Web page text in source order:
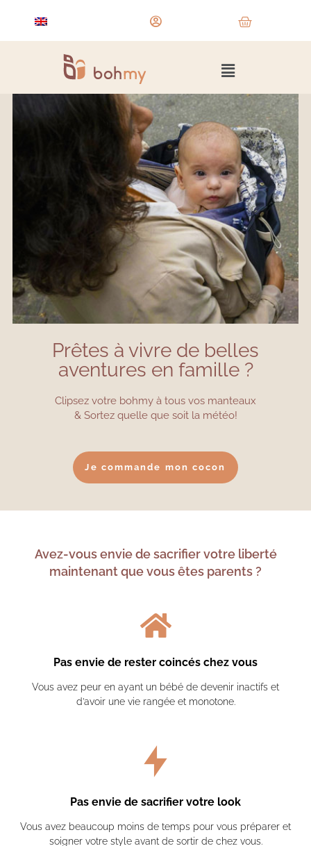
Prêtes à vivre de belles
aventures en famille ?
Clipsez votre bohmy à tous vos manteaux
& Sortez quelle que soit la météo!
Je commande mon cocon
Avez-vous envie de sacrifier votre liberté
maintenant que vous êtes parents ?
Pas envie de rester coincés chez vous
Vous avez peur en ayant un bébé de devenir inactifs et
d’avoir une vie rangée et monotone.
Pas envie de sacrifier votre look
Vous avez beaucoup moins de temps pour vous préparer et
soigner votre style avant de sortir de chez vous.